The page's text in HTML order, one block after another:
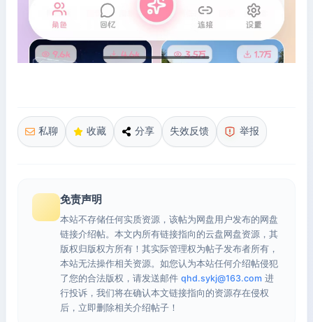
私聊 收藏 分享 失效反馈 举报
免责声明
本站不存储任何实质资源，该帖为网盘用户发布的网盘
链接介绍帖。本文内所有链接指向的云盘网盘资源，其
版权归版权方所有！其实际管理权为帖子发布者所有，
本站无法操作相关资源。如您认为本站任何介绍帖侵犯
了您的合法版权，请发送邮件 qhd.sykj@163.com 进
行投诉，我们将在确认本文链接指向的资源存在侵权
后，立即删除相关介绍帖子！